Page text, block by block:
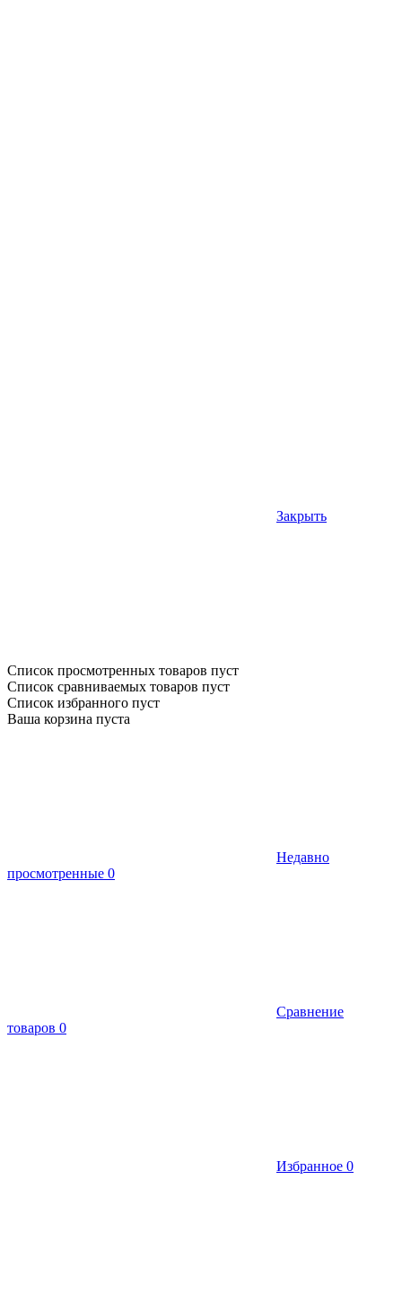
Закрыть
Список просмотренных товаров пуст
Список сравниваемых товаров пуст
Список избранного пуст
Ваша корзина пуста
Недавно
просмотренные 0
Сравнение
товаров 0
Избранное 0